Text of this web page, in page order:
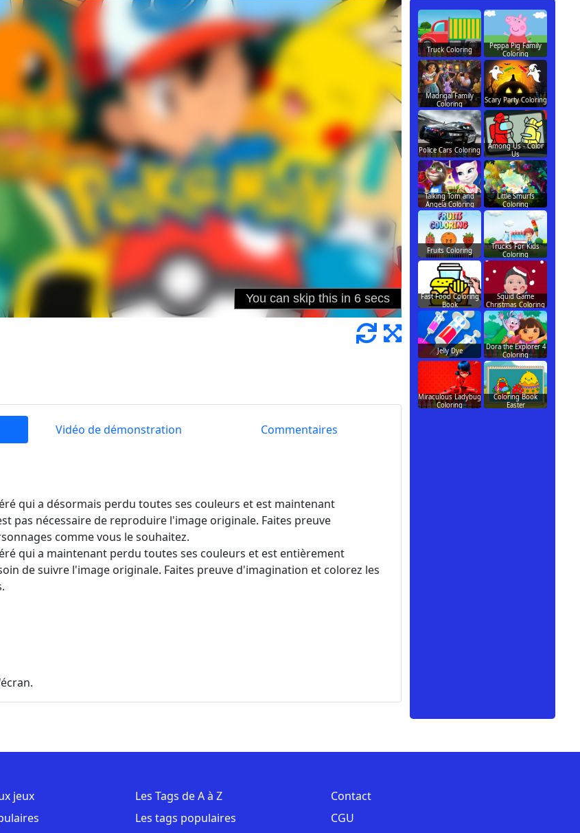
Vidéo de démonstration Commentaires
qui a désormais perdu toutes ses couleurs et est maintenant
pas nécessaire de reproduire l'image originale. Faites preuve
comme vous le souhaitez.
qui a maintenant perdu toutes ses couleurs et est entièrement
de suivre l'image originale. Faites preuve d'imagination et colorez les
Truck Coloring
Peppa Pig Family
Coloring
Madrigal Family
Coloring
Scary Party Coloring
Police Cars Coloring
Among Us - Color
Us
Talking Tom and
Angela Coloring
Little Smurfs
Coloring
Fruits Coloring
Trucks For Kids
Coloring
Fast Food Coloring
Book
Squid Game
Christmas Coloring
Jelly Dye
Dora the Explorer 4
Coloring
Miraculous Ladybug
Coloring
Coloring Book
Easter
jeux
Les Tags de A à Z
Les tags populaires
Contact
CGU